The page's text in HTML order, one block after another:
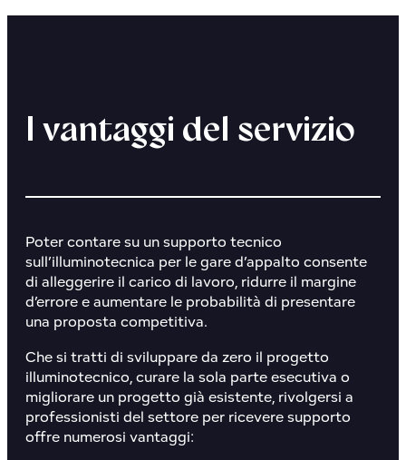
I vantaggi del servizio
Poter contare su un supporto tecnico
sull’illuminotecnica per le gare d’appalto consente
di alleggerire il carico di lavoro, ridurre il margine
d’errore e aumentare le probabilità di presentare
una proposta competitiva.
Che si tratti di sviluppare da zero il progetto
illuminotecnico, curare la sola parte esecutiva o
migliorare un progetto già esistente, rivolgersi a
professionisti del settore per ricevere supporto
offre numerosi vantaggi: